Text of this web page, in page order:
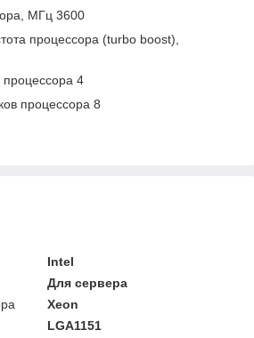
МГц 3600
процессора (turbo boost),
процессора 4
процессора 8
Intel
Для сервера
Xeon
LGA1151